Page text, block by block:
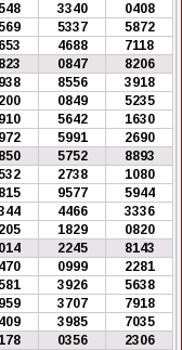
3340
0408
5337
5872
4688
7118
0847
8206
8556
3918
0849
5235
5642
1630
5991
2690
5752
8893
2738
1080
9577
5944
4466
3336
1829
0820
2245
8143
0999
2281
3926
5638
3707
7918
3985
7035
0356
2306